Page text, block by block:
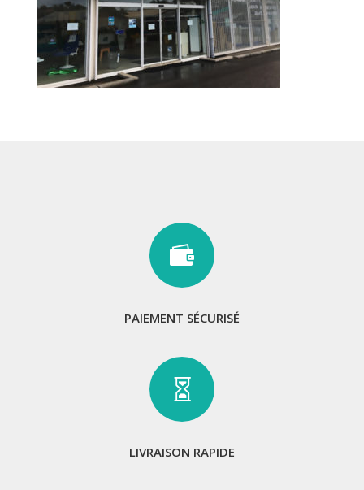

PAIEMENT SÉCURISÉ

LIVRAISON RAPIDE